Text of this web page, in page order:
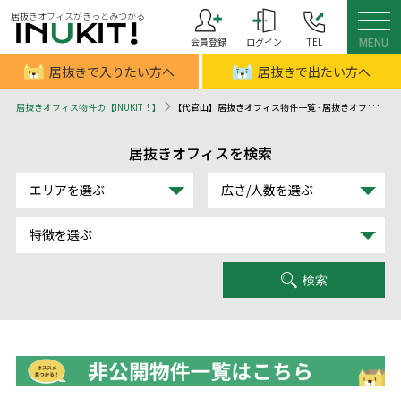
居抜きオフィスがきっとみつかる
会員登録
ログイン TEL MENU
居抜きで入りたい方へ 居抜きで出たい方へ
居抜きオフィス物件の【INUKIT！】 【代官山】居抜きオフィス物件一覧 - 居抜きオフィスはINUKIT！（イヌキット）
居抜きオフィスを検索
エリアを選ぶ 広さ/人数を選ぶ
特徴を選ぶ
検索